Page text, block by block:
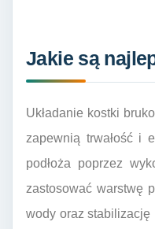
Jakie są
Układanie kostki
zapewnią trwałość i
podłoża poprzez
zastosować warstwę
wody oraz stabilizację